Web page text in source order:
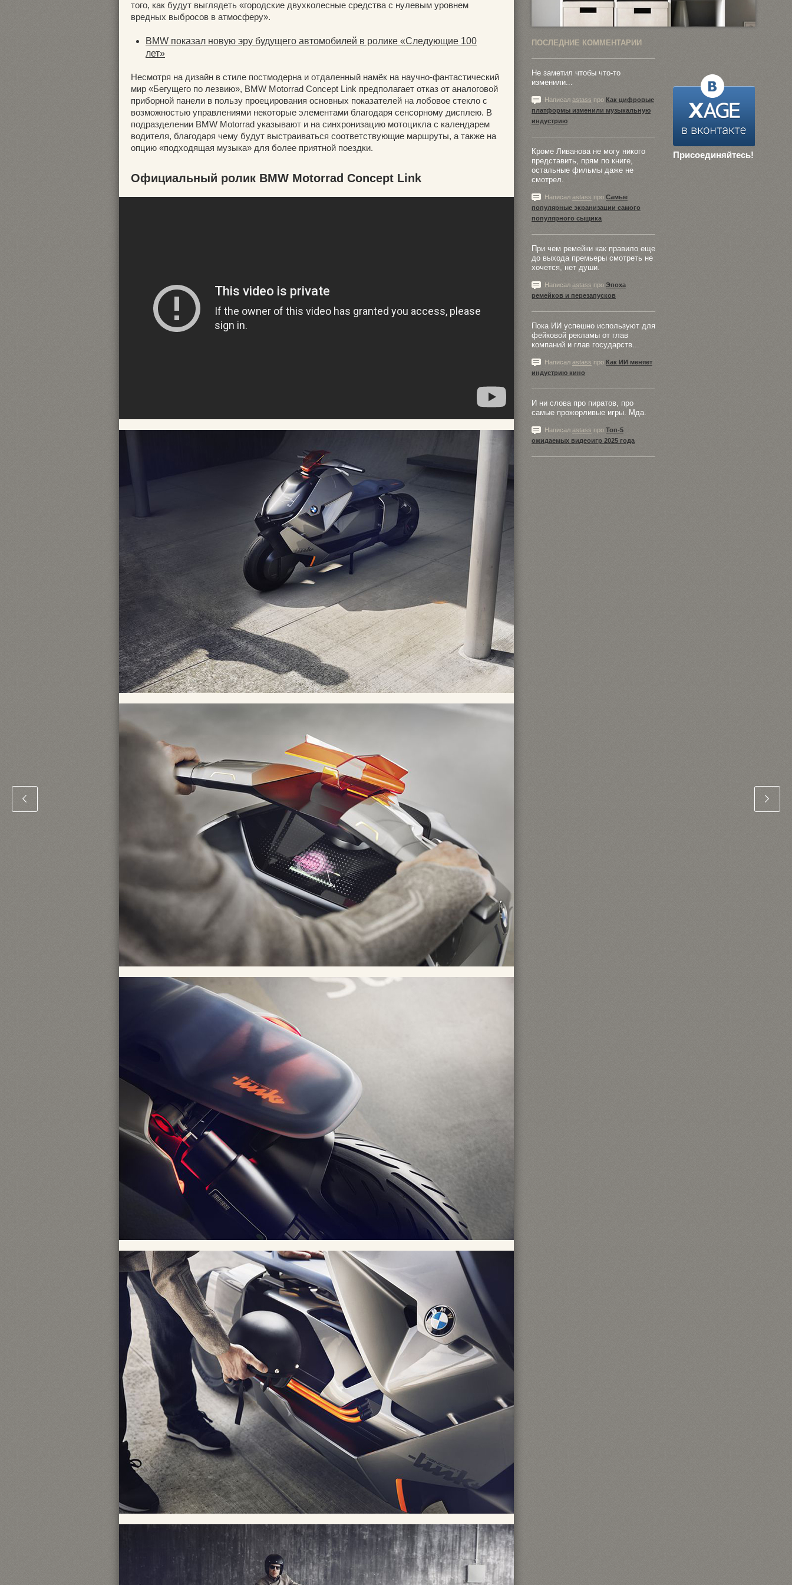
того, как будут выглядеть «городские двухколесные средства с нулевым уровнем
вредных выбросов в атмосферу».
BMW показал новую эру будущего автомобилей в ролике «Следующие 100
лет»
Несмотря на дизайн в стиле постмодерна и отдаленный намёк на научно-фантастический
мир «Бегущего по лезвию», BMW Motorrad Concept Link предполагает отказ от аналоговой
приборной панели в пользу проецирования основных показателей на лобовое стекло с
возможностью управлениями некоторые элементами благодаря сенсорному дисплею. В
подразделении BMW Motorrad указывают и на синхронизацию мотоцикла с календарем
водителя, благодаря чему будут выстраиваться соответствующие маршруты, а также на
опцию «подходящая музыка» для более приятной поездки.
Официальный ролик BMW Motorrad Concept Link
ПОСЛЕДНИЕ КОММЕНТАРИИ
Присоединяйтесь!
Не заметил чтобы что-то
изменили...
Написал astass про Как цифровые
платформы изменили музыкальную
индустрию
Кроме Ливанова не могу никого
представить, прям по книге,
остальные фильмы даже не
смотрел.
Написал astass про Самые
популярные экранизации самого
популярного сыщика
При чем ремейки как правило еще
до выхода премьеры смотреть не
хочется, нет души.
Написал astass про Эпоха
ремейков и перезапусков
Пока ИИ успешно используют для
фейковой рекламы от глав
компаний и глав государств...
Написал astass про Как ИИ меняет
индустрию кино
И ни слова про пиратов, про
самые прожорливые игры. Мда.
Написал astass про Топ-5
ожидаемых видеоигр 2025 года